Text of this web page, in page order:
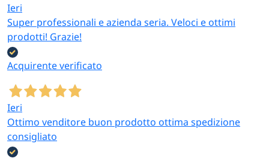
Ieri
Super professionali e azienda seria. Veloci e ottimi
prodotti! Grazie!
Acquirente verificato
Ieri
Ottimo venditore buon prodotto ottima spedizione
consigliato